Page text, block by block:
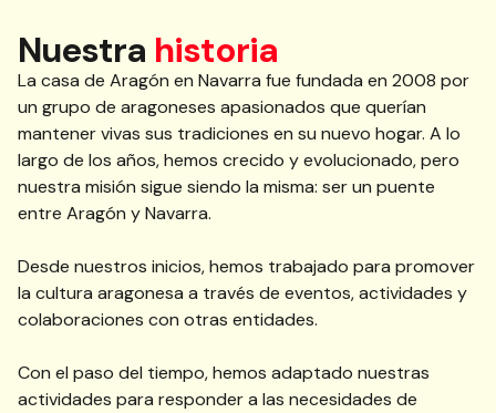
Nuestra historia
La casa de Aragón en Navarra fue fundada en 2008 por
un grupo de aragoneses apasionados que querían
mantener vivas sus tradiciones en su nuevo hogar. A lo
largo de los años, hemos crecido y evolucionado, pero
nuestra misión sigue siendo la misma: ser un puente
entre Aragón y Navarra.
Desde nuestros inicios, hemos trabajado para promover
la cultura aragonesa a través de eventos, actividades y
colaboraciones con otras entidades.
Con el paso del tiempo, hemos adaptado nuestras
actividades para responder a las necesidades de